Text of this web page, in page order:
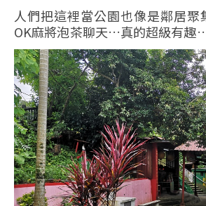
人們把這裡當公園也像是鄰居
OK麻將泡茶聊天…真的超級有趣